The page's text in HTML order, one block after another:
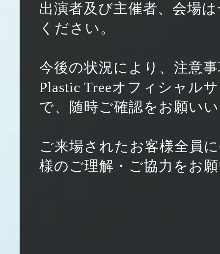
出演者及び主催者、会場
ください。
今後の状況により、注意
Plastic Treeオフィシャル
で、随時ご確認をお願い
ご来場されたお客様全員
様のご理解・ご協力をお